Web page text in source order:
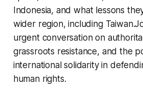
Indonesia, and what lessons
wider region, including
urgent conversation on
grassroots resistance, and the
international solidarity in
human rights.